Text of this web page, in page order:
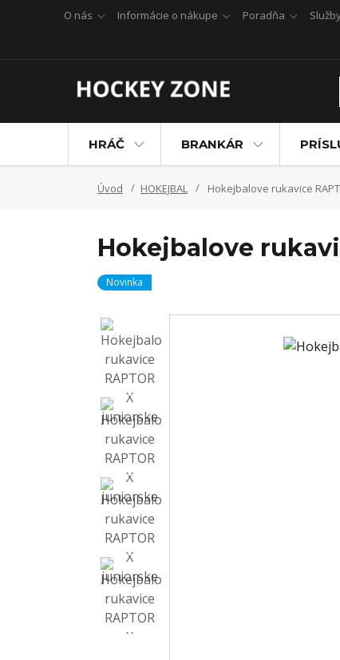
O nás Informácie o nákupe Poradňa
HRÁČ BRANKÁR
Úvod HOKEJBAL Hokejbalove rukavice
Hokejbalove
Novinka